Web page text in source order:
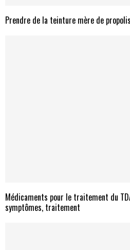
Prendre de la teinture mère de
Médicaments pour le traitement du
symptômes, traitement